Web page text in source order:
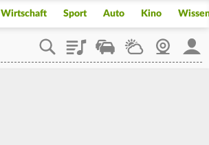
Wirtschaft Sport Auto Kino
PlaylistStaupilotWetterWebcam